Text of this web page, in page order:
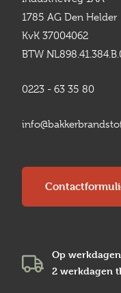
1785 AG Den Helder
KvK 37004062
BTW
0223 - 63 35 80
Op
2 werkdagen